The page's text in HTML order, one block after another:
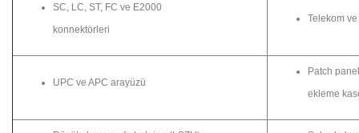
SC, LC, ST, FC ve E2000
konnektörleri
Telekom
UPC ve APC arayüzü
Patch
ekleme